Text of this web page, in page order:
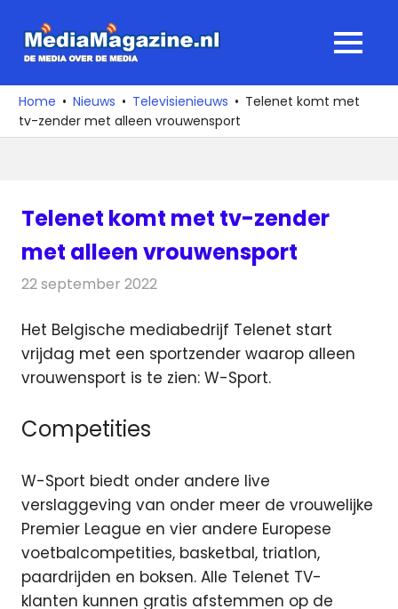
naar
media
over
de
MENU
Home Nieuws Televisienieuws
Telenet komt met
tv-zender met alleen vrouwensport
Telenet komt met tv-zender
met alleen vrouwensport
22 september 2022
Het Belgische mediabedrijf Telenet start
vrijdag met een sportzender waarop alleen
vrouwensport is te zien: W-Sport.
Competities
W-Sport biedt onder andere live
verslaggeving van onder meer de vrouwelijke
Premier League en vier andere Europese
voetbalcompetities, basketbal, triatlon,
paardrijden en boksen. Alle Telenet TV-
klanten kunnen gratis afstemmen op de